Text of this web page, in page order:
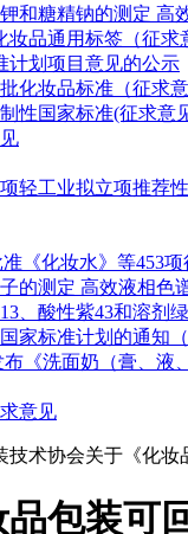
和糖精钠的测定 高
品通用标签（征
计划项目意见的公示
化妆品标准（征求
性国家标准(征求意
轻工业拟立项推荐
《化妆水》等453
的测定 高效液相色
、酸性紫43和溶剂
标准计划的通知（
《洗面奶（膏、
意见
技术协会关于《化妆
包装可